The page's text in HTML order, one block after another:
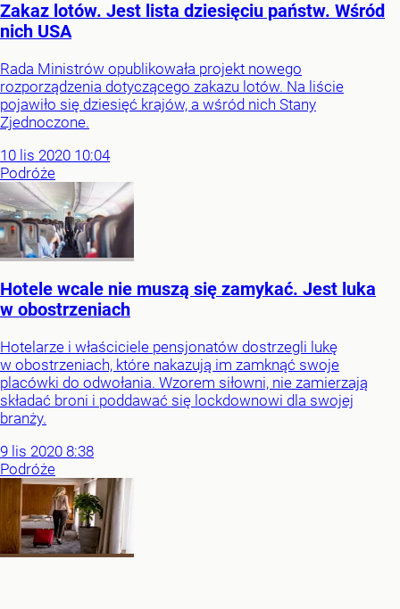
Zakaz lotów. Jest lista dziesięciu państw. Wśród
nich USA
Rada Ministrów opublikowała projekt nowego
rozporządzenia dotyczącego zakazu lotów. Na liście
pojawiło się dziesięć krajów, a wśród nich Stany
Zjednoczone.
10 lis 2020 10:04
Podróże
Hotele wcale nie muszą się zamykać. Jest luka
w obostrzeniach
Hotelarze i właściciele pensjonatów dostrzegli lukę
w obostrzeniach, które nakazują im zamknąć swoje
placówki do odwołania. Wzorem siłowni, nie zamierzają
składać broni i poddawać się lockdownowi dla swojej
branży.
9 lis 2020 8:38
Podróże